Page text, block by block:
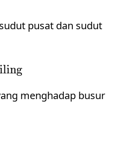
pusat dan sudut
pusat} = 2 \times
menghadap busur